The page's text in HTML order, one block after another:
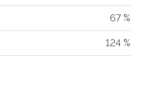
67 %
124 %